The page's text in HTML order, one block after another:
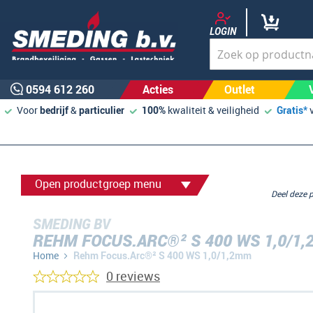
LOGIN
0594 612 260 Acties Outlet
Voorbedrijf&particulier 100% kwaliteit & veiligheid Gratis*
Open productgroep menu
SMEDING BV
REHM FOCUS.ARC®² S 400 WS 1,0/
Home Rehm Focus.Arc®² S 400 WS 1,0/1,2mm
Deel
0 reviews
Ga